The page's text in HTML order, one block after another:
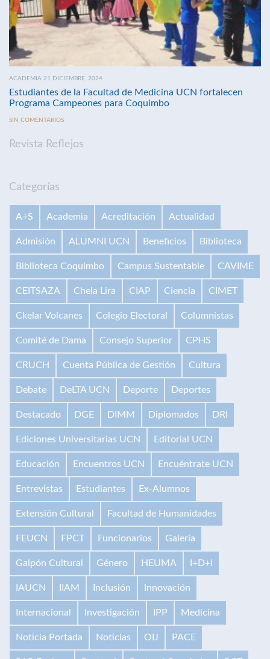
ACADEMIA 21 DICIEMBRE, 2024
Estudiantes de la Facultad de Medicina UCN fortalecen
Programa Campeones para Coquimbo
SIN COMENTARIOS
Revista Reflejos
Categorías
A+S Academia Acreditación Actualidad
Admisión ALUMNI UCN Beneficios Biblioteca
Biblioteca Coquimbo Campus Sustentable CAVIME
CEITSAZA Chela Lira CIAP Ciencia CIMET
Ckelar Volcanes Colegio Electoral Columnistas
Comité de Dama Consejo Superior CPHS
CRUCH Cuenta Pública de Gestión Cultura
Debate DeLTA UCN Deporte Deportes
Destacado DGE DIMM Diplomados DRI
Ediciones Universitarias UCN Editorial UCN
Educación Encuentros UCN Encuéntrate UCN
Entrevistas Estudiantes Ex-Alumnos
Extensión Cultural Facultad de Humanidades
FEUCN FPCT Funcionarios Galería
Galpón Cultural Género HEUMA I+D+i
IAUCN IIAM Inclusión Innovación
Internacional Investigación IPP Medicina
Noticia Portada Noticias OIJ PACE